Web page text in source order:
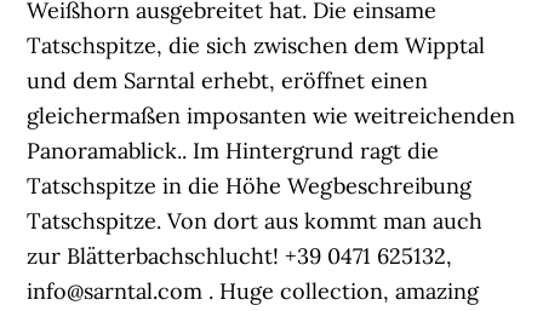
Weißhorn ausgebreitet hat. Die einsame
Tatschspitze, die sich zwischen dem Wipptal
und dem Sarntal erhebt, eröffnet einen
gleichermaßen imposanten wie weitreichenden
Panoramablick.. Im Hintergrund ragt die
Tatschspitze in die Höhe Wegbeschreibung
Tatschspitze. Von dort aus kommt man auch
zur Blätterbachschlucht! +39 0471 625132,
info@sarntal.com . Huge collection, amazing